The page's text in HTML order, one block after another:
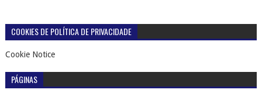
COOKIES DE POLÍTICA DE PRIVACIDADE
Cookie Notice
PÁGINAS